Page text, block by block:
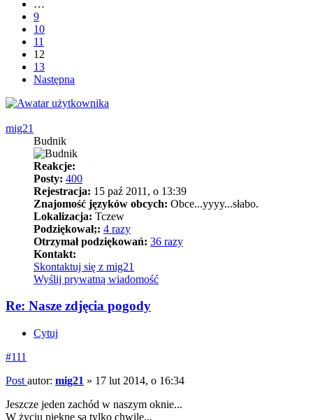
…
9
10
11
12
13
Następna
mig21
Budnik
Reakcje:
Posty: 400
Rejestracja: 15 paź 2011, o 13:39
Znajomość języków obcych: Obce...yyyy...słabo.
Lokalizacja: Tczew
Podziękował;: 4 razy
Otrzymał podziękowań: 36 razy
Kontakt:
Skontaktuj się z mig21
Wyślij prywatną wiadomość
Re: Nasze zdjęcia pogody
Cytuj
#111
Post autor: mig21 » 17 lut 2014, o 16:34
Jeszcze jeden zachód w naszym oknie...
W życiu piękne są tylko chwile...